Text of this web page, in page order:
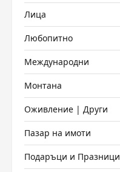
Лица
Любопитно
Международни
Монтана
Оживление | Други
Пазар на имоти
Подаръци и Празници